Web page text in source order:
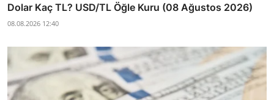
Dolar Kaç TL? USD/TL Öğle Kuru (08 Ağustos 2026)
08.08.2026 12:40